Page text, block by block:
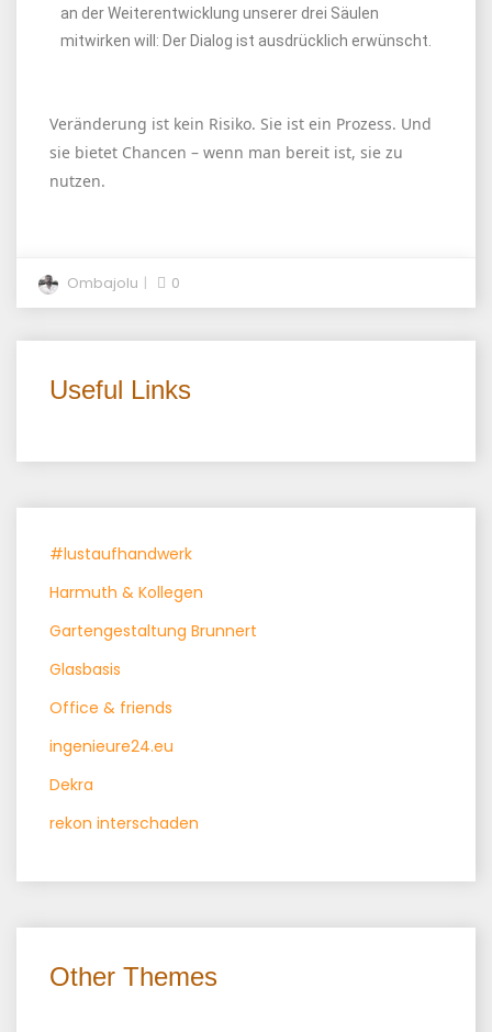
an der Weiterentwicklung unserer drei Säulen
mitwirken will: Der Dialog ist ausdrücklich erwünscht.
Veränderung ist kein Risiko. Sie ist ein Prozess. Und
sie bietet Chancen – wenn man bereit ist, sie zu
nutzen.
Ombajolu 0
Useful Links
#lustaufhandwerk
Harmuth & Kollegen
Gartengestaltung Brunnert
Glasbasis
Office & friends
ingenieure24.eu
Dekra
rekon interschaden
Other Themes